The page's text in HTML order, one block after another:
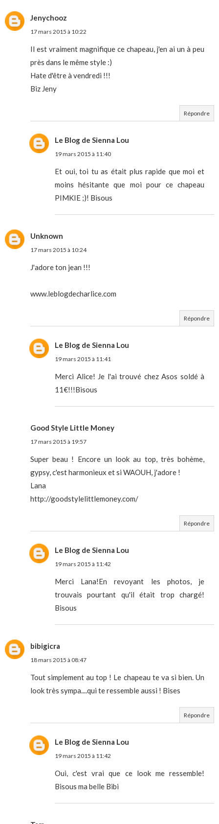
Jenychooz
17 mars 2015 à 10:22
Il est vraiment magnifique ce chapeau, j'en ai un à peu
près dans le même style :)
Hate d'être à vendredi !!!
Biz Jeny
Répondre
Le Blog de Sienna Lou
19 mars 2015 à 11:40
Et oui, toi tu as était plus rapide que moi et
moins hésitante que moi pour ce chapeau
PIMKIE ;)! Bisous
Unknown
17 mars 2015 à 10:24
J'adore ton jean !!!
www.leblogdecharlice.com
Répondre
Le Blog de Sienna Lou
19 mars 2015 à 11:41
Merci Alice! Je l'ai trouvé chez Asos soldé à
11€!!!Bisous
Good Style Little Money
17 mars 2015 à 19:57
Super beau ! Encore un look au top, très bohème,
gypsy, c'est harmonieux et si WAOUH, j'adore !
Lana
http://goodstylelittlemoney.com/
Répondre
Le Blog de Sienna Lou
19 mars 2015 à 11:42
Merci Lana!En revoyant les photos, je
trouvais pourtant qu'il était trop chargé!
Bisous
bibigicra
18 mars 2015 à 08:47
Tout simplement au top ! Le chapeau te va si bien. Un
look très sympa....qui te ressemble aussi ! Bises
Répondre
Le Blog de Sienna Lou
19 mars 2015 à 11:42
Oui, c'est vrai que ce look me ressemble!
Bisous ma belle Bibi